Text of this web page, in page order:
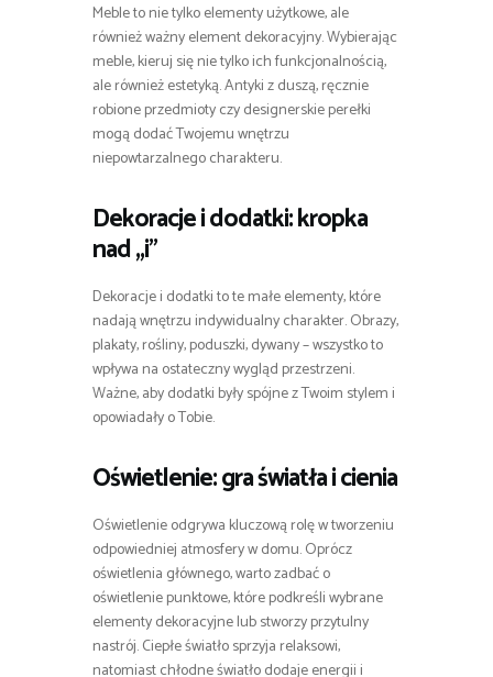
Meble to nie tylko elementy użytkowe, ale
również ważny element dekoracyjny. Wybierając
meble, kieruj się nie tylko ich funkcjonalnością,
ale również estetyką. Antyki z duszą, ręcznie
robione przedmioty czy designerskie perełki
mogą dodać Twojemu wnętrzu
niepowtarzalnego charakteru.
Dekoracje i dodatki: kropka
nad „i”
Dekoracje i dodatki to te małe elementy, które
nadają wnętrzu indywidualny charakter. Obrazy,
plakaty, rośliny, poduszki, dywany – wszystko to
wpływa na ostateczny wygląd przestrzeni.
Ważne, aby dodatki były spójne z Twoim stylem i
opowiadały o Tobie.
Oświetlenie: gra światła i cienia
Oświetlenie odgrywa kluczową rolę w tworzeniu
odpowiedniej atmosfery w domu. Oprócz
oświetlenia głównego, warto zadbać o
oświetlenie punktowe, które podkreśli wybrane
elementy dekoracyjne lub stworzy przytulny
nastrój. Ciepłe światło sprzyja relaksowi,
natomiast chłodne światło dodaje energii i